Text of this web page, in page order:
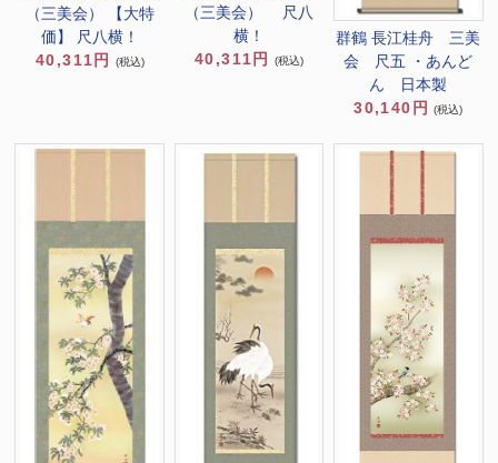
（三美会） 【大特
価】 尺八横！
40,311円
(税込)
（三美会） 尺八
横！
40,311円
(税込)
群鶴 長江桂舟 三美
会 尺五 ・あんど
ん 日本製
30,140円
(税込)